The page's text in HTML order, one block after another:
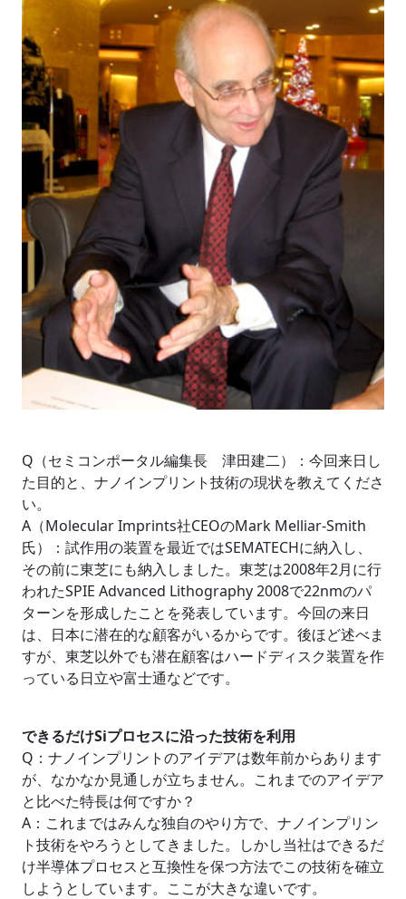
Q（セミコンポータル編集長 津田建二）：今回来日し
た目的と、ナノインプリント技術の現状を教えてくださ
い。
A（Molecular Imprints社CEOのMark Melliar-Smith
氏）：試作用の装置を最近ではSEMATECHに納入し、
その前に東芝にも納入しました。東芝は2008年2月に行
われたSPIE Advanced Lithography 2008で22nmのパ
ターンを形成したことを発表しています。今回の来日
は、日本に潜在的な顧客がいるからです。後ほど述べま
すが、東芝以外でも潜在顧客はハードディスク装置を作
っている日立や富士通などです。
できるだけSiプロセスに沿った技術を利用
Q：ナノインプリントのアイデアは数年前からあります
が、なかなか見通しが立ちません。これまでのアイデア
と比べた特長は何ですか？
A：これまではみんな独自のやり方で、ナノインプリン
ト技術をやろうとしてきました。しかし当社はできるだ
け半導体プロセスと互換性を保つ方法でこの技術を確立
しようとしています。ここが大きな違いです。